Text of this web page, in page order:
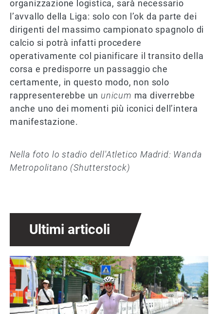
organizzazione logistica, sarà necessario
l’avvallo della Liga: solo con l’ok da parte dei
dirigenti del massimo campionato spagnolo di
calcio si potrà infatti procedere
operativamente col pianificare il transito della
corsa e predisporre un passaggio che
certamente, in questo modo, non solo
rappresenterebbe un unicum ma diverrebbe
anche uno dei momenti più iconici dell’intera
manifestazione.
Nella foto lo stadio dell'Atletico Madrid: Wanda
Metropolitano (Shutterstock)
Ultimi articoli
Immagine